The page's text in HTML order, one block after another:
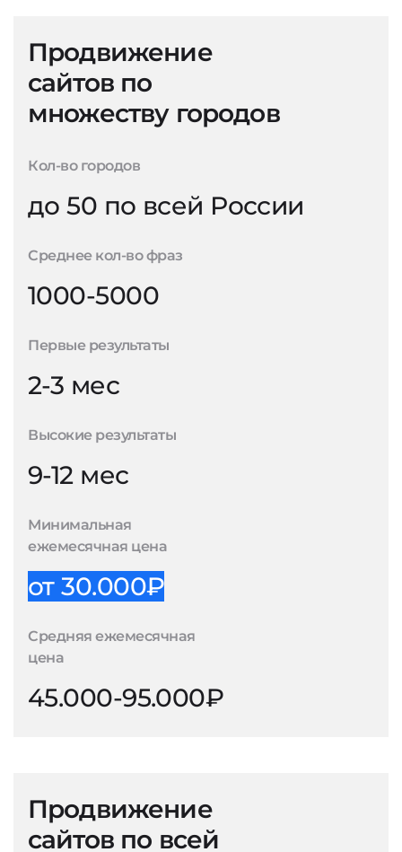
Продвижение
сайтов по
множеству городов
Кол-во городов
до 50 по всей России
Среднее кол-во фраз
1000-5000
Первые результаты
2-3 мес
Высокие результаты
9-12 мес
Минимальная
ежемесячная цена
от 30.000₽
Средняя ежемесячная
цена
45.000-95.000₽
Продвижение
сайтов по всей